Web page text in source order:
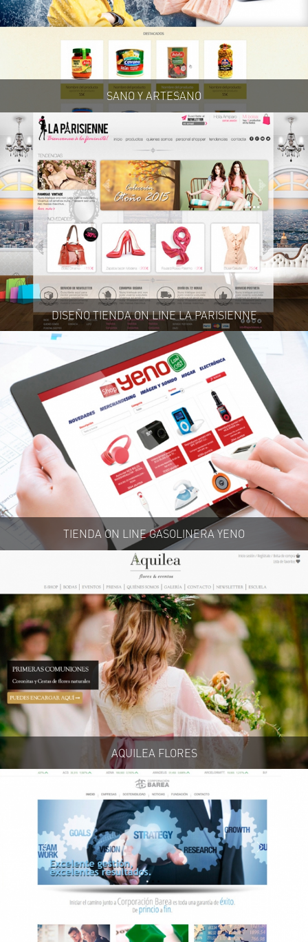
SANO Y ARTESANO
DISEÑO TIENDA ON LINE LA PARISIENNE
TIENDA ON LINE GASOLINERA YENO
AQUILEA FLORES